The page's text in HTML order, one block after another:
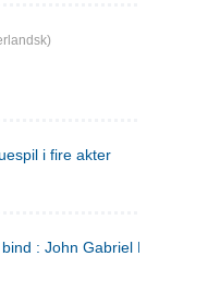
i fire akter
: John Gabriel Borkman ;